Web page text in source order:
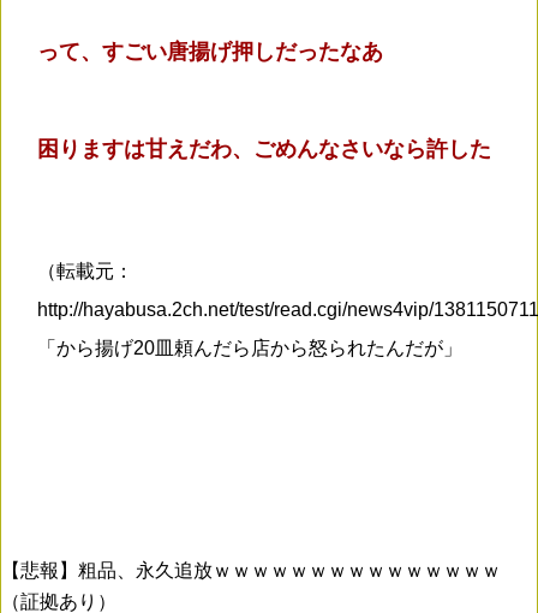
って、すごい唐揚げ押しだったなあ
困りますは甘えだわ、ごめんなさいなら許した
（転載元：
http://hayabusa.2ch.net/test/read.cgi/news4vip/
「から揚げ20皿頼んだら店から怒られたんだが」
【悲報】粗品、永久追放ｗｗｗｗｗｗｗｗｗｗｗｗｗｗｗ
（証拠あり）